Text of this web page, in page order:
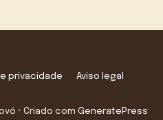
privacidade Aviso legal
• Criado com GeneratePress